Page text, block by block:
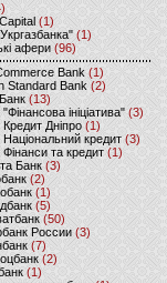
(1)
(1)
афери (96)
Bank (1)
Standard Bank (2)
(13)
ініціатива" (3)
Дніпро (1)
Національний кредит (3)
та кредит (1)
Банк (3)
(2)
(1)
(5)
(50)
России (3)
(7)
(2)
(1)